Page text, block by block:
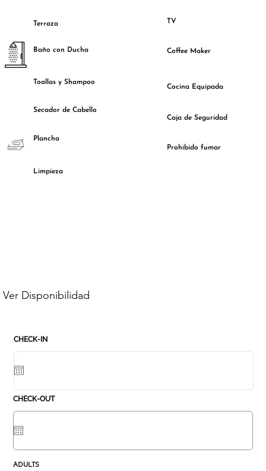
Terraza
Baño con Ducha
Toallas y Shampoo
Secador de Cabello
Limpieza
Plancha
TV
Coffee Maker
Cocina Equipada
Caja de Seguridad
Prohibido fumar
CHECK-IN
q
d
CHECK-OUT
q
d
ADULTS
Ver Disponibilidad